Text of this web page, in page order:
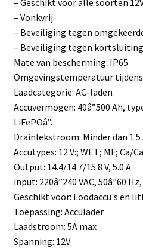
– Vonkvrij
– Beveiliging tegen
– Beveiliging tegen kortsluiting
Mate van bescherming: IP65
Omgevingstemperatuur tijdens
Laadcategorie: AC-laden
Accuvermogen: 40â”500 Ah,
LiFePOâ”.
Drainlekstroom: Minder dan
Accutypes: 12 V:; WET; MF; Ca/
Output: 14.4/14.7/15.8 V, 5.0 A
input: 220â”240 VAC, 50â”60 Hz,
Geschikt voor: Loodaccu's en
Toepassing: Acculader
Laadstroom: 5A max
Spanning: 12V